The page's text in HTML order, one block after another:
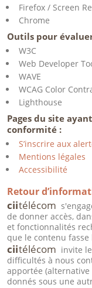
Firefox / Screen
Chrome
Outils pour
W3C
Web Developer
WAVE
WCAG Color
Lighthouse
Pages du site
conformité :
S’inscrire aux
Mentions légales
Accessibilité
Retour
ciitélécom
de donner accès,
et fonctionnalités
que le contenu
ciitélécom invite
difficultés à nous
apportée
donnés sous une